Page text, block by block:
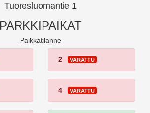
Tuoresluomantie 1
PARKKIPAIKAT
Paikkatilanne
2 VARATTU
4 VARATTU